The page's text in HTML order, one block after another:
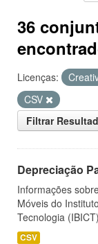
36
Licenças:
CSV
Filtrar
Depreciação
Informações
Móveis do
Tecnologia
CSV